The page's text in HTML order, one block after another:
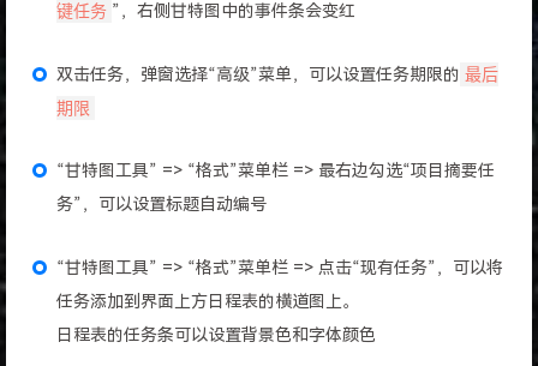
键任务 ”，右侧甘特图中的事件条会变红
双击任务，弹窗选择“高级”菜单，可以设置任务期限的 最后
期限
“甘特图工具” => “格式”菜单栏 => 最右边勾选“项目摘要任
务”，可以设置标题自动编号
“甘特图工具” => “格式”菜单栏 => 点击“现有任务”，可以将
任务添加到界面上方日程表的横道图上。
日程表的任务条可以设置背景色和字体颜色